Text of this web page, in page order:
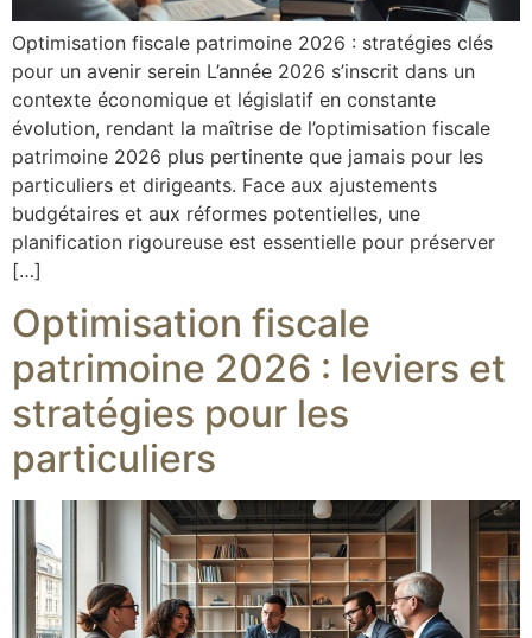
Optimisation fiscale patrimoine 2026 : stratégies clés
pour un avenir serein L’année 2026 s’inscrit dans un
contexte économique et législatif en constante
évolution, rendant la maîtrise de l’optimisation fiscale
patrimoine 2026 plus pertinente que jamais pour les
particuliers et dirigeants. Face aux ajustements
budgétaires et aux réformes potentielles, une
planification rigoureuse est essentielle pour préserver
[…]
Optimisation fiscale
patrimoine 2026 : leviers et
stratégies pour les
particuliers